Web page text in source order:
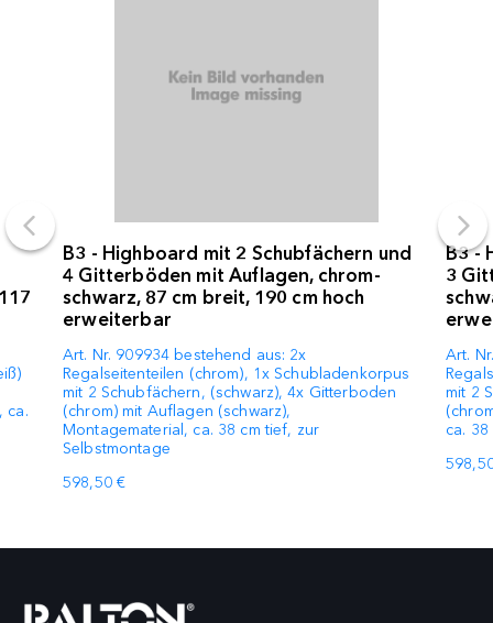
ca.
B3 - Highboard mit 2 Schubfächern und
4 Gitterböden mit Auflagen, chrom-
schwarz, 87 cm breit, 190 cm hoch
erweiterbar
Art. Nr. 909934 bestehend aus: 2x
Regalseitenteilen (chrom), 1x Schubladenkorpus
mit 2 Schubfächern, (schwarz), 4x Gitterboden
(chrom) mit Auflagen (schwarz),
Montagematerial, ca. 38 cm tief, zur
Selbstmontage
598,50 €
B3 -
3
Art.
mit 2
ca.